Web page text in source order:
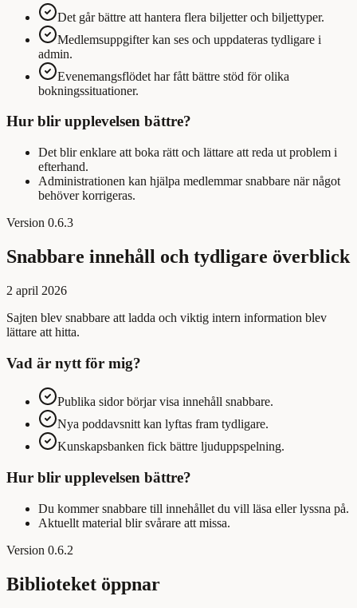
Det går bättre att hantera flera biljetter och biljettyper.
Medlemsuppgifter kan ses och uppdateras tydligare i
admin.
Evenemangsflödet har fått bättre stöd för olika
bokningssituationer.
Hur blir upplevelsen bättre?
Det blir enklare att boka rätt och lättare att reda ut problem i
efterhand.
Administrationen kan hjälpa medlemmar snabbare när något
behöver korrigeras.
Version 0.6.3
Snabbare innehåll och tydligare överblick
2 april 2026
Sajten blev snabbare att ladda och viktig intern information blev
lättare att hitta.
Vad är nytt för mig?
Publika sidor börjar visa innehåll snabbare.
Nya poddavsnitt kan lyftas fram tydligare.
Kunskapsbanken fick bättre ljuduppspelning.
Hur blir upplevelsen bättre?
Du kommer snabbare till innehållet du vill läsa eller lyssna på.
Aktuellt material blir svårare att missa.
Version 0.6.2
Biblioteket öppnar